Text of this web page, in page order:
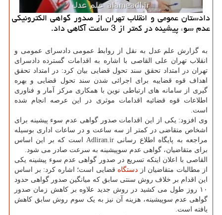
دادستان عمومی و انقلاب تهران از صدور گواهی الکترونیکی
عدم سوء پیشینه در کمتر از 3 ساعت آگاهی داد.
به گزارش علم عدل به نقل از روابط عمومی دادسرای عمومی و
انقلاب تهران علی القاصی با اشاره به اقدامات گسترده دادسرای
تهران در امتداد تحقق سند تحول قضایی بیان کرد: در امتداد تحقق
اهداف قوه قضاییه برای اجرائی شدن سند تحول قضایی و بهره
گیری از سامانه های ارتباطی نوین با همکاری مرکز آمار و فناوری
اطلاعات قوه قضائیه اقدامات موثری در این عرصه انجام شده
است.
وی افزود: یکی از این اقدامات صدور گواهی عدم سوء پیشینه برای
اشخاص متقاضی در کمتر از سه ساعت و در ساعات اداری بوسیله
مراجعه به پایگاه اطلاع رسانی Adliran.ir است که بر این اساس
برای متقاضیان، گواهی عدم سوپیشینه به سرعت صادر می شود.
القاصی با اعلان اینکه تسریع در صدور گواهی عدم سوء پیشینه یکی
از مطالبات متقاضیان از دستگاه قضایی است؛ اشاره کرد: بر اساس
این اقدام بر خلاف روش سنتی سابق که میانگین صدور گواهی حدود
۱۰ روز طول می کشید در روش جدید علاوه بر کاهش زمان صدور
گواهی عدم سوپیشینه، هزینه آن نیز به یک سوم روش سابق کاهش
یافته است.